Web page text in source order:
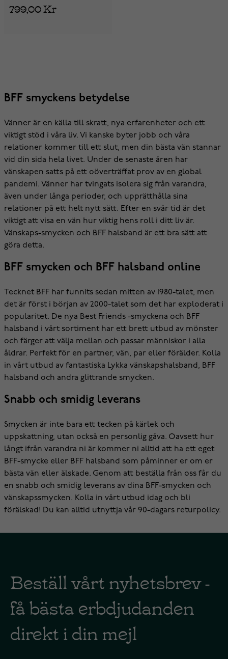
799,00 Kr
BFF smyckens betydelse
Vänner är en källa till skratt, nya erfarenheter och ett
viktigt stöd i våra liv. Vi kanske byter jobb och våra
relationer kommer till ett slut, men din bästa vän stannar
vid din sida hela livet. Under de senaste åren har
vänskapen satts på ett oöverträffat prov av en global
pandemi. Vänner har tvingats isolera sig från varandra,
även under långa perioder, och upprätthålla sina
relationer på ett helt nytt sätt. Efter en svår tid är det
viktigt att visa en vän hur viktig hens roll i ditt liv är.
Vänskaps-smycken och BFF halsband är ett bra sätt att
göra detta.
BFF smycken och BFF halsband online
Tecknet BFF har funnits sedan mitten av 1980-talet, men
det är först i början av 2000-talet som det har exploderat i
popularitet. De nya Best Friends -smyckena och BFF
halsband i vårt sortiment har ett brett utbud av mönster
och färger att välja mellan och passar människor i alla
åldrar. Perfekt för en partner, vän, par eller förälder. Kolla
in vårt utbud av fantastiska Lykka vänskapshalsband, BFF
halsband och andra glittrande smycken.
Snabb och smidig leverans
Smycken är inte bara ett tecken på kärlek och
uppskattning, utan också en personlig gåva. Oavsett hur
långt ifrån varandra ni är kommer ni alltid att ha ett eget
BFF-smycke eller BFF halsband som påminner er om er
bästa vän eller älskade. Genom att beställa från oss får du
en snabb och smidig leverans av dina BFF-smycken och
vänskapssmycken. Kolla in vårt utbud idag och bli
förälskad! Du kan alltid utnyttja vår 90-dagars returpolicy.
Beställ vårt nyhetsbrev -
få bästa erbdjudanden
direkt i din mejl